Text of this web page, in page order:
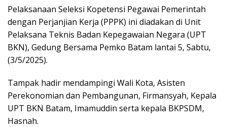
Pelaksanaan Seleksi Kopetensi Pegawai Pemerintah
dengan Perjanjian Kerja (PPPK) ini diadakan di Unit
Pelaksana Teknis Badan Kepegawaian Negara (UPT
BKN), Gedung Bersama Pemko Batam lantai 5, Sabtu,
(3/5/2025).
Tampak hadir mendampingi Wali Kota, Asisten
Perekonomian dan Pembangunan, Firmansyah, Kepala
UPT BKN Batam, Imamuddin serta kepala BKPSDM,
Hasnah.